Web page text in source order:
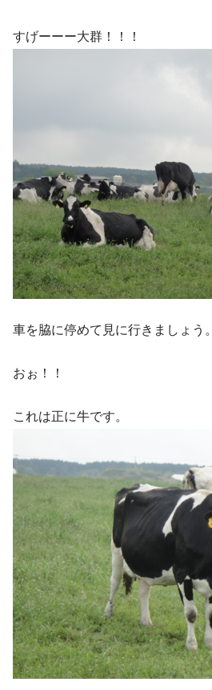
すげーーー大群！！！
車を脇に停めて見に行きましょう。
おぉ！！
これは正に牛です。